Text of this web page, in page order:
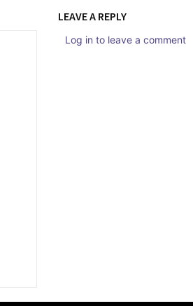
LEAVE A REPLY
Log in to leave a comment